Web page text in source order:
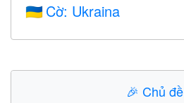
🇺🇦 Cờ: Ukraina
🎉 Chủ đề